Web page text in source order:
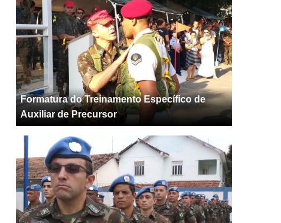
Formatura do Treinamento Específico de
Auxiliar de Precursor